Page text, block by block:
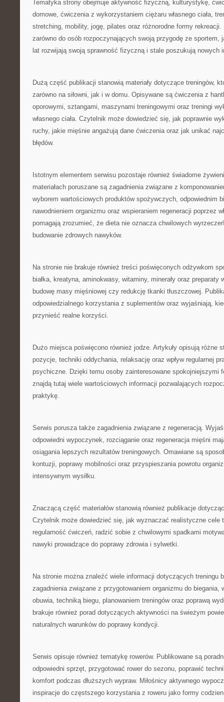
Tematyka strony obejmuje aktywność fizyczną, kulturystykę,
domowe, ćwiczenia z wykorzystaniem ciężaru własnego ciała,
stretching, mobility, jogę, pilates oraz różnorodne formy
zarówno do osób rozpoczynających swoją przygodę ze sportem,
lat rozwijają swoją sprawność fizyczną i stale poszukują nowych
Dużą część publikacji stanowią materiały dotyczące treningów,
zarówno na siłowni, jak i w domu. Opisywane są ćwiczenia z
oporowymi, sztangami, maszynami treningowymi oraz treningi
własnego ciała. Czytelnik może dowiedzieć się, jak poprawnie
ruchy, jakie mięśnie angażują dane ćwiczenia oraz jak unikać
błędów.
Istotnym elementem serwisu pozostaje również świadome
materiałach poruszane są zagadnienia związane z
wyborem wartościowych produktów spożywczych, odpowiednim
nawodnieniem organizmu oraz wspieraniem regeneracji poprzez
pomagają zrozumieć, że dieta nie oznacza chwilowych
budowanie zdrowych nawyków.
Na stronie nie brakuje również treści poświęconych odżywkom
białka, kreatyna, aminokwasy, witaminy, minerały oraz preparaty
budowę masy mięśniowej czy redukcję tkanki tłuszczowej.
odpowiedzialnego korzystania z suplementów oraz wyjaśniają,
przynieść realne korzyści.
Dużo miejsca poświęcono również jodze. Artykuły opisują różne
pozycje, techniki oddychania, relaksację oraz wpływ regularnej
psychiczne. Dzięki temu osoby zainteresowane spokojniejszymi
znajdą tutaj wiele wartościowych informacji pozwalających
praktykę.
Serwis porusza także zagadnienia związane z regeneracją.
odpowiedni wypoczynek, rozciąganie oraz regeneracja mięśni
osiągania lepszych rezultatów treningowych. Omawiane są
kontuzji, poprawy mobilności oraz przyspieszania powrotu
intensywnym wysiłku.
Znaczącą część materiałów stanowią również publikacje
Czytelnik może dowiedzieć się, jak wyznaczać realistyczne cele
regularność ćwiczeń, radzić sobie z chwilowymi spadkami
nawyki prowadzące do poprawy zdrowia i sylwetki.
Na stronie można znaleźć wiele informacji dotyczących treningu
zagadnienia związane z przygotowaniem organizmu do biegania,
obuwia, techniką biegu, planowaniem treningów oraz poprawą
brakuje również porad dotyczących aktywności na świeżym
naturalnych warunków do poprawy kondycji.
Serwis opisuje również tematykę rowerów. Publikowane są
odpowiedni sprzęt, przygotować rower do sezonu, poprawić
komfort podczas dłuższych wypraw. Miłośnicy aktywnego
inspiracje do częstszego korzystania z roweru jako formy